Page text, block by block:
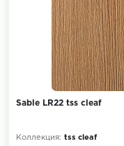
Sable LR22 tss cleaf
Коллекция: tss cleaf